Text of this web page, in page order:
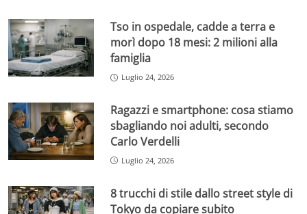
Tso in ospedale, cadde a terra e
morì dopo 18 mesi: 2 milioni alla
famiglia
Luglio 24, 2026
Ragazzi e smartphone: cosa stiamo
sbagliando noi adulti, secondo
Carlo Verdelli
Luglio 24, 2026
8 trucchi di stile dallo street style di
Tokyo da copiare subito